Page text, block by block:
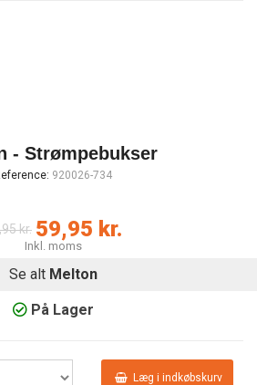
- Strømpebukser
920026-734
kr. 59,95 kr.
Inkl. moms
Se alt Melton
På Lager
Læg i indkøbskurv